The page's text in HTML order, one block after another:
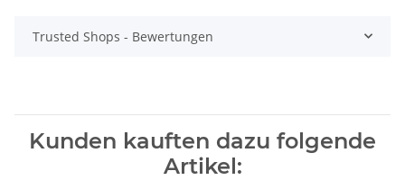
Trusted Shops - Bewertungen
Kunden kauften dazu folgende
Artikel: